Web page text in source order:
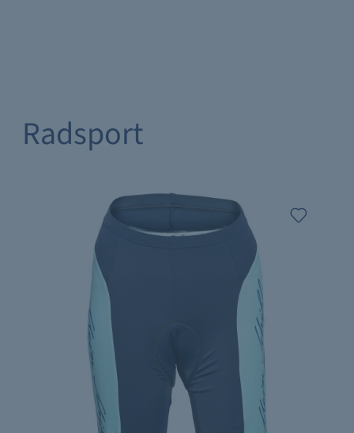
Radsport